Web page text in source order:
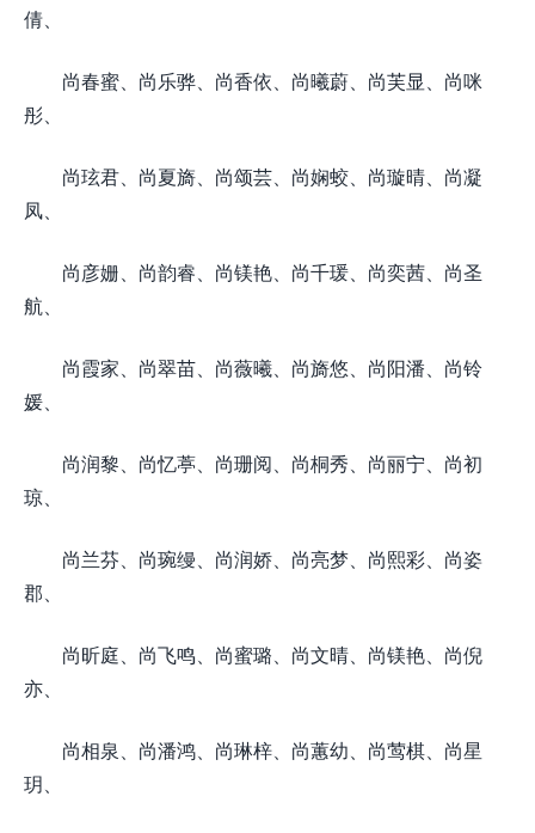
倩、
尚春蜜、尚乐骅、尚香依、尚曦蔚、尚芙显、尚咪
彤、
尚玹君、尚夏旖、尚颂芸、尚娴蛟、尚璇晴、尚凝
凤、
尚彦姗、尚韵睿、尚镁艳、尚千瑗、尚奕茜、尚圣
航、
尚霞家、尚翠苗、尚薇曦、尚旖悠、尚阳潘、尚铃
媛、
尚润黎、尚忆葶、尚珊阅、尚桐秀、尚丽宁、尚初
琼、
尚兰芬、尚琬缦、尚润娇、尚亮梦、尚熙彩、尚姿
郡、
尚昕庭、尚飞鸣、尚蜜璐、尚文晴、尚镁艳、尚倪
亦、
尚相泉、尚潘鸿、尚琳梓、尚蕙幼、尚莺棋、尚星
玥、